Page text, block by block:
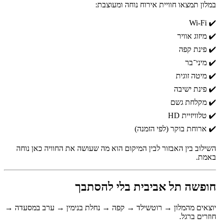
במלון תמצאו חוויית אירוח נוחה ומעוצבת:
✔️ Wi-Fi
✔️ מיזוג אוויר
✔️ פינת קפה
✔️ מיני־בר
✔️ מיטה זוגית
✔️ פינת ישיבה
✔️ מקלחת גשם
✔️ טלוויזיית HD
✔️ ארוחת בוקר (לפי הזמנה)
השילוב בין האבזור לבין המיקום הוא מה שעושה את החוויה כאן נוחה
באמת.
חופשה תל אביבית בלי להסתבך
יוצאים מהמלון → רוטשילד → קפה → נחלת בנימין → ערב במסעדה →
חוזרים ברגל.